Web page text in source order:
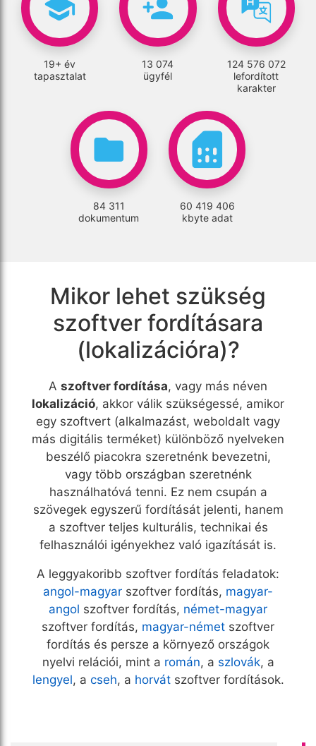
19+ év
tapasztalat
13 074
ügyfél
124 576 072
lefordított
karakter
84 311
dokumentum
60 419 406
kbyte adat
Mikor lehet szükség
szoftver fordításara
(lokalizációra)?
A szoftver fordítása, vagy más néven
lokalizáció, akkor válik szükségessé, amikor
egy szoftvert (alkalmazást, weboldalt vagy
más digitális terméket) különböző nyelveken
beszélő piacokra szeretnénk bevezetni,
vagy több országban szeretnénk
használhatóvá tenni. Ez nem csupán a
szövegek egyszerű fordítását jelenti, hanem
a szoftver teljes kulturális, technikai és
felhasználói igényekhez való igazítását is.
A leggyakoribb szoftver fordítás feladatok:
angol-magyar szoftver fordítás, magyar-
angol szoftver fordítás, német-magyar
szoftver fordítás, magyar-német szoftver
fordítás és persze a környező országok
nyelvi relációi, mint a román, a szlovák, a
lengyel, a cseh, a horvátszoftver fordítások.